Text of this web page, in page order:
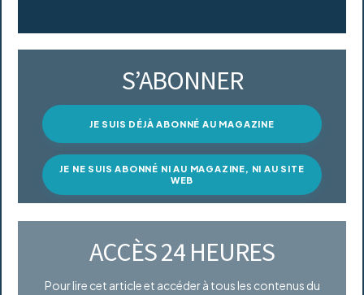
S’ABONNER
JE SUIS DÉJÀ ABONNÉ AU MAGAZINE
JE NE SUIS ABONNÉ NI AU MAGAZINE, NI AU SITE
WEB
ACCÈS 24 HEURES
Pour lire cet article et accéder à tous les contenus du